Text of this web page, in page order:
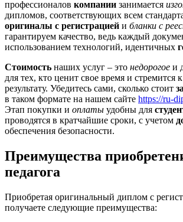
профессионалов компании занимается
дипломов, соответствующих всем
оригиналы с регистрацией и бланки с
гарантируем качество, ведь каждый
использованием технологий, идентичных
Стоимость наших услуг – это недорогое и
для тех, кто ценит свое время и стремится
результату. Убедитесь сами, сколько стоит
в таком формате на нашем сайте https://ru-
Этап покупки и оплаты удобны для
проводятся в кратчайшие сроки, с учетом
обеспечения безопасности.
Преимущества
педагога
Приобретая оригинальный диплом с
получаете следующие преимущества: